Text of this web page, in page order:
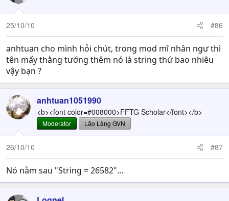
25/10/10 #86
anhtuan cho mình hỏi chút, trong mod mĩ nhân ngư thì
tên mấy thằng tướng thêm nó là string thứ bao nhiêu
vậy bạn ?
anhtuan1051990
<b><font color=#008000>FFTG Scholar</font></b>
Moderator Lão Làng GVN
26/10/10 #87
Nó nằm sau "String = 26582"...